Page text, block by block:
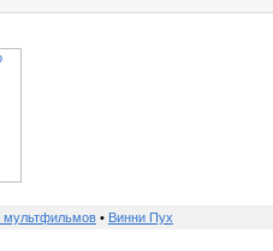
мультфильмов • Винни Пух